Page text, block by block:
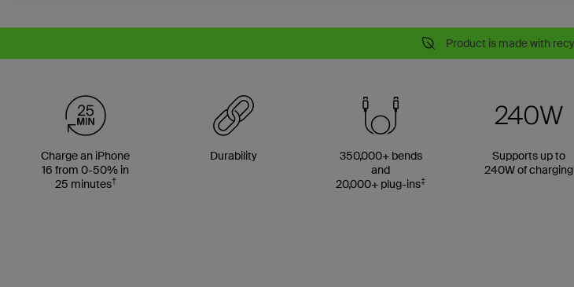
Product is made with
Charge an iPhone
16 from 0-50% in
25 minutes†
Durability
350,000+ bends
and
20,000+ plug-ins‡
Supports up to
240W of charging